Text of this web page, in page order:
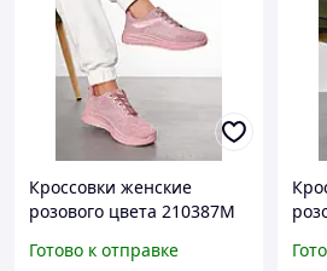
Кроссовки женские
розового цвета 210387M
Готово к отправке